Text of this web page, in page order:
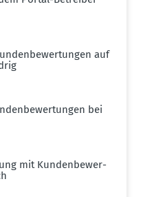
auf
bei
mit Kunden­be­wer­